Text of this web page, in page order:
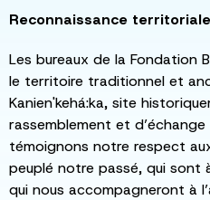
Reconnaissance territoriale
Les bureaux de la Fondation
le territoire traditionnel et
Kanien'kehá:ka, site
rassemblement et
témoignons notre respect
peuplé notre passé, qui sont
qui nous accompagneront à